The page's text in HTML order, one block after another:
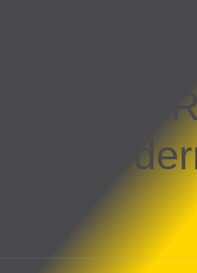
Les
Leur